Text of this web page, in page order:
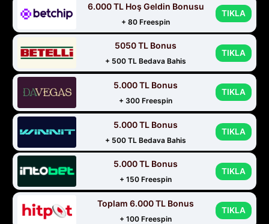
6.000 TL Hoş Geldin Bonusu
+ 80 Freespin
TIKLA
5050 TL Bonus
+ 500 TL Bedava Bahis
TIKLA
5.000 TL Bonus
+ 300 Freespin
TIKLA
5.000 TL Bonus
+ 500 TL Bedava Bahis
TIKLA
5.000 TL Bonus
+ 150 Freespin
TIKLA
Toplam 6.000 TL Bonus
+ 100 Freespin
TIKLA